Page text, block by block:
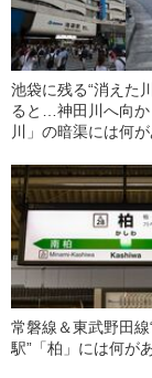
池袋に残る“消えた
ると…神田川へ向か
川」の暗渠には何が
常磐線＆東武野田
駅”「柏」には何が